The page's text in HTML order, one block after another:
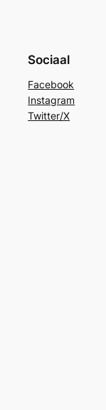
Sociaal
Facebook
Instagram
Twitter/X